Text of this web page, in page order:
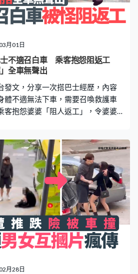
邨口跑出，直奔向對面馬路的巴
計正在追截巴士。當時有一輛專線
，未有留意到小巴後面仍有一輛綠
出去時，的士已駛至，收掣不及將
嚟追巴士 女子被的士左邊車頭撞
月01日
士不適召白車 乘客抱怨阻返工
全車無聲出
發文，分享一次搭巴士經歷，內容
體不適無法下車，需要召喚救護車
客抱怨婆婆「阻人返工」，令婆婆
客沒有同理心。 婆婆不適Call白車
，有網民於Facebook群組「柴灣人
乘搭82號巴士時，車上一名婆婆因
婆婆去到東區醫院站想落車時，佢
，向司機求救 」。婆婆向司機表示
隨即引來數名乘客抱怨：「我地
阻住我返工」、「你明知自己身體
的士」，令婆婆非常難堪。 更多熱
獲iPhone 求代尋機主疑呃錢 女乘
民：尾段峰迴路轉車Cam片揭淺
月28日